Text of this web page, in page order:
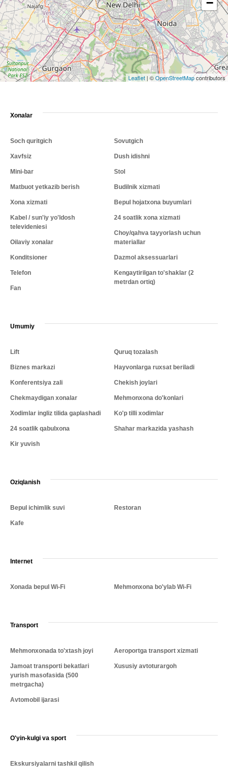
Leaflet | ©OpenStreetMapcontributors
Xonalar
Soch quritgich
Xavfsiz
Mini-bar
Matbuot yetkazib berish
Xona xizmati
Kabel / sun'iy yo'ldosh
televideniesi
Oilaviy xonalar
Konditsioner
Telefon
Fan
Sovutgich
Dush idishni
Stol
Budilnik xizmati
Bepul hojatxona buyumlari
24 soatlik xona xizmati
Choy/qahva tayyorlash uchun
materiallar
Dazmol aksessuarlari
Kengaytirilgan to'shaklar (2
metrdan ortiq)
Umumiy
Lift
Biznes markazi
Konferentsiya zali
Chekmaydigan xonalar
Xodimlar ingliz tilida gaplashadi
24 soatlik qabulxona
Kir yuvish
Quruq tozalash
Hayvonlarga ruxsat beriladi
Chekish joylari
Mehmonxona do'konlari
Ko'p tilli xodimlar
Shahar markazida yashash
Oziqlanish
Bepul ichimlik suvi
Kafe
Restoran
Internet
Xonada bepul Wi-Fi Mehmonxona bo'ylab Wi-Fi
Transport
Mehmonxonada to'xtash joyi
Jamoat transporti bekatlari
yurish masofasida (500
metrgacha)
Avtomobil ijarasi
Aeroportga transport xizmati
Xususiy avtoturargoh
O'yin-kulgi va sport
Ekskursiyalarni tashkil qilish